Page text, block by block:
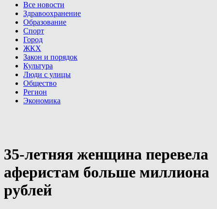
Все новости
Здравоохранение
Образование
Спорт
Город
ЖКХ
Закон и порядок
Культура
Люди с улицы
Общество
Регион
Экономика
35-летняя женщина перевела
аферистам больше миллиона
рублей